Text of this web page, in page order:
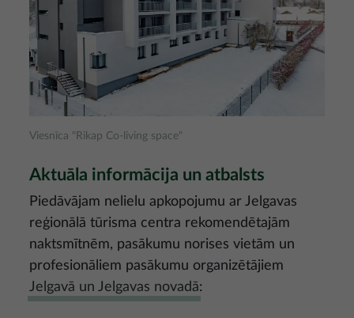
Viesnīca "Rikap Co-living space"
Aktuāla informācija un atbalsts
Piedāvājam nelielu apkopojumu ar Jelgavas
reģionālā tūrisma centra rekomendētajām
naktsmītnēm, pasākumu norises vietām un
profesionāliem pasākumu organizētājiem
Jelgavā un Jelgavas novadā: